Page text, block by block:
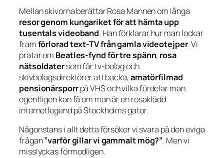
Mellan skivorna berättar Rosa Mannen om långa
resor genom kungariket för att hämta upp
tusentals videoband. Han förklarar hur man lockar
framförlorad text-TV från gamla videotejper. Vi
pratar om Beatles-fynd för tre spänn, rosa
nätsoldatersom får tv-bolag och
skivbolagsdirektörer att backa,amatörfilmad
pensionärsporrpå VHS och vilka fördelar man
egentligen kan få om man är en rosaklädd
internetlegend på Stockholms gator.
Någonstans i allt detta försöker vi svara på den eviga
frågan”varför gillar vi gammalt mög?”. Men vi
misslyckas förmodligen.